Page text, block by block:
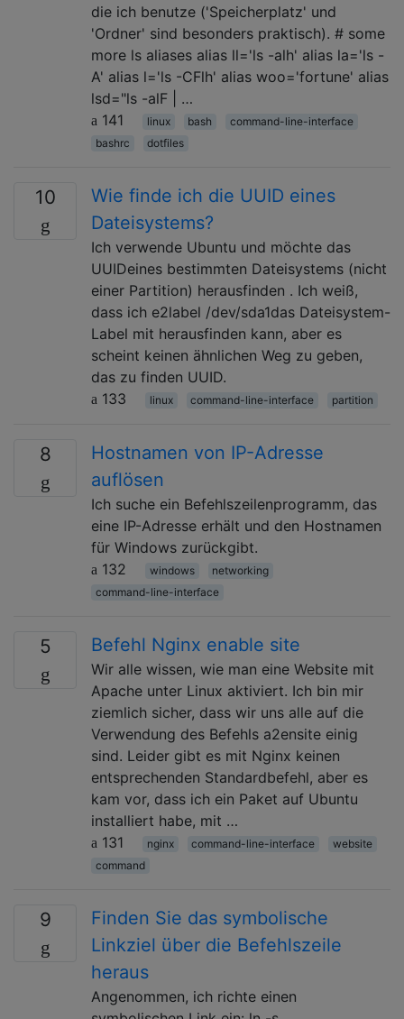
die ich benutze ('Speicherplatz' und
'Ordner' sind besonders praktisch). # some
more ls aliases alias ll='ls -alh' alias la='ls -
A' alias l='ls -CFlh' alias woo='fortune' alias
lsd="ls -alF | …
141
linux bash
command-line-interface
bashrc
dotfiles
10
Wie finde ich die UUID eines
Dateisystems?
Ich verwende Ubuntu und möchte das
UUIDeines bestimmten Dateisystems (nicht
einer Partition) herausfinden . Ich weiß,
dass ich e2label /dev/sda1das Dateisystem-
Label mit herausfinden kann, aber es
scheint keinen ähnlichen Weg zu geben,
das zu finden UUID.
133
linux command-line-interface partition
8
Hostnamen von IP-Adresse
auflösen
Ich suche ein Befehlszeilenprogramm, das
eine IP-Adresse erhält und den Hostnamen
für Windows zurückgibt.
132
windows
networking
command-line-interface
5 Befehl Nginx enable site
Wir alle wissen, wie man eine Website mit
Apache unter Linux aktiviert. Ich bin mir
ziemlich sicher, dass wir uns alle auf die
Verwendung des Befehls a2ensite einig
sind. Leider gibt es mit Nginx keinen
entsprechenden Standardbefehl, aber es
kam vor, dass ich ein Paket auf Ubuntu
installiert habe, mit …
131
nginx command-line-interface
website
command
9
Finden Sie das symbolische
Linkziel über die Befehlszeile
heraus
Angenommen, ich richte einen